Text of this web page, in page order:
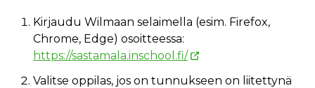
Kirjaudu Wilmaan selaimella (esim. Firefox,
Chrome, Edge) osoitteessa:
https://sastamala.inschool.fi/
Valitse oppilas, jos on tunnukseen on liitettynä